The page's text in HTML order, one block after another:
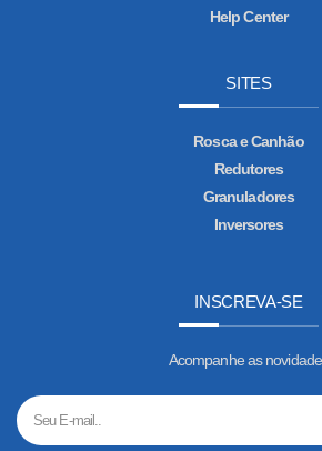
Help Center
SITES
Rosca e Canhão
Redutores
Granuladores
Inversores
INSCREVA-SE
Acompanhe as